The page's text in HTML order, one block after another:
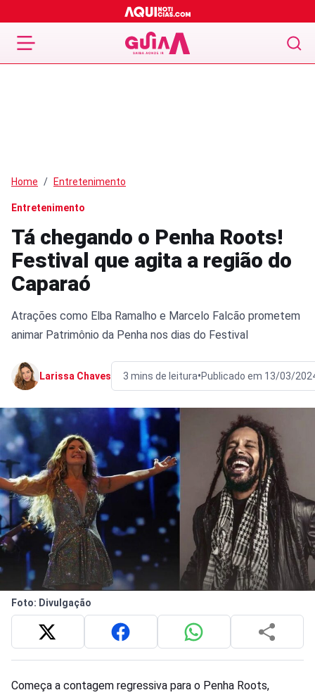
Home Entretenimento
Entretenimento
Tá chegando o Penha Roots!
Festival que agita a região do
Caparaó
Atrações como Elba Ramalho e Marcelo Falcão prometem
animar Patrimônio da Penha nos dias do Festival
Larissa Chaves 3 mins de leitura•Publicado em 13/03/
Foto: Divulgação
Começa a contagem regressiva para o Penha Roots,